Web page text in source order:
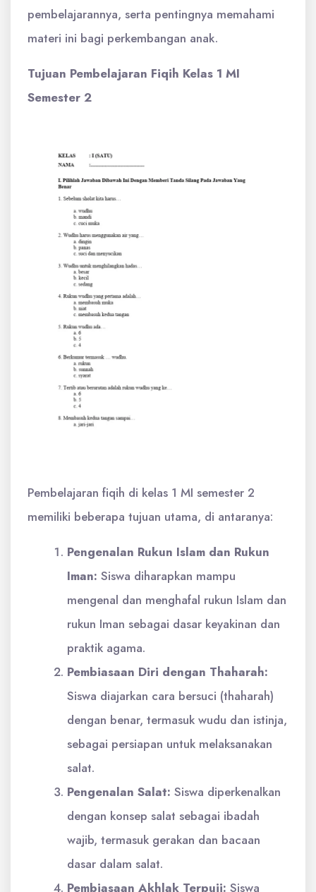
pembelajarannya, serta pentingnya memahami
materi ini bagi perkembangan anak.
Tujuan Pembelajaran Fiqih Kelas 1 MI
Semester 2
Pembelajaran fiqih di kelas 1 MI semester 2
memiliki beberapa tujuan utama, di antaranya:
Pengenalan Rukun Islam dan Rukun
Iman: Siswa diharapkan mampu
mengenal dan menghafal rukun Islam dan
rukun Iman sebagai dasar keyakinan dan
praktik agama.
Pembiasaan Diri dengan Thaharah:
Siswa diajarkan cara bersuci (thaharah)
dengan benar, termasuk wudu dan istinja,
sebagai persiapan untuk melaksanakan
salat.
Pengenalan Salat: Siswa diperkenalkan
dengan konsep salat sebagai ibadah
wajib, termasuk gerakan dan bacaan
dasar dalam salat.
Pembiasaan Akhlak Terpuji: Siswa